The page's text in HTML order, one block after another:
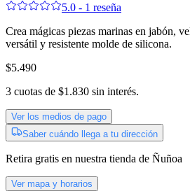
5.0 - 1 reseña
Crea mágicas piezas marinas en jabón,
versátil y resistente molde de silicona.
$5.490
3 cuotas de $1.830 sin interés.
Ver los medios de pago
Saber cuándo llega a tu dirección
Retira gratis en nuestra tienda de Ñuñoa
Ver mapa y horarios